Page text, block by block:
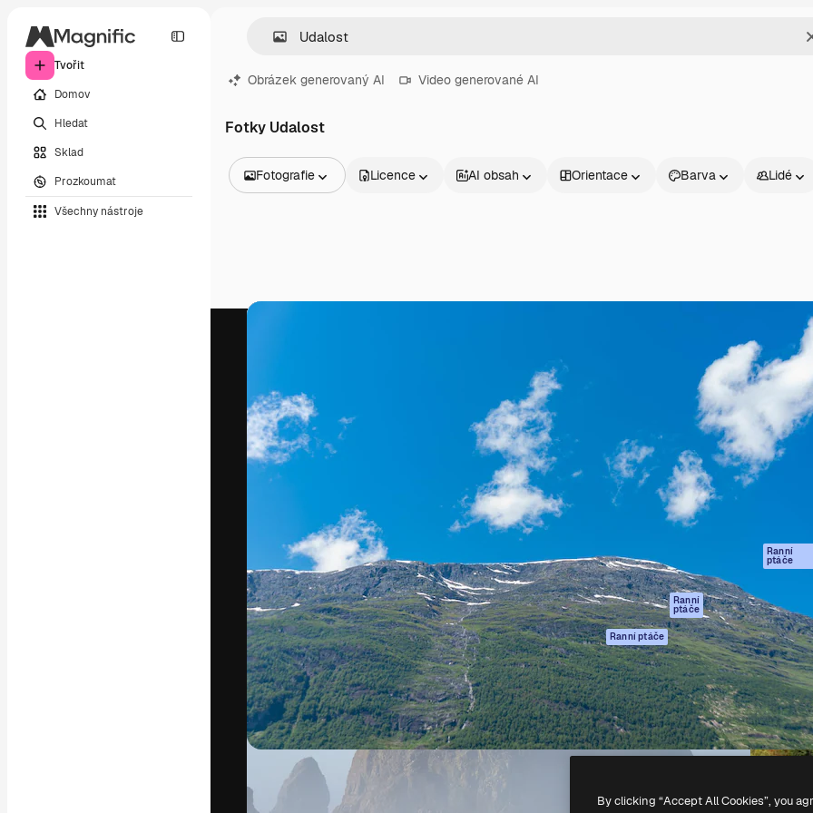
Tvořit
Domov
Hledat
Sklad
Prozkoumat
Všechny nástroje
Obrázek generovaný AI Video generované AI
Fotky Udalost
Fotografie
Videa
Písma
Licence AI obsah Orientace Barva Lidé
Kreativní platforma pro tvorbu vaší nejlepší
práce. Více než 1 milion předplatitelů napříč
kreativci, podniky, agenturami a studii.
AI asistent
AI generátor
obrázků
AI generátor videa
generátor
Stock obsah
MCP pro
Claude/ChatGPT
Ranní
ptáče
Agenti Ranní ptáče
API
Mobilní aplikace
Všechny nástroje
Magnific
Začněte
Academy
Dokumentace
Podpora
Podmínky použití
Ranní
ptáče
Zásady používání
souborů cookie
Centrum důvěry
Partneři
Firmy
Copyright © 2010- Freepik Company S.L.U.
By clicking “Accept All Cookies”, you